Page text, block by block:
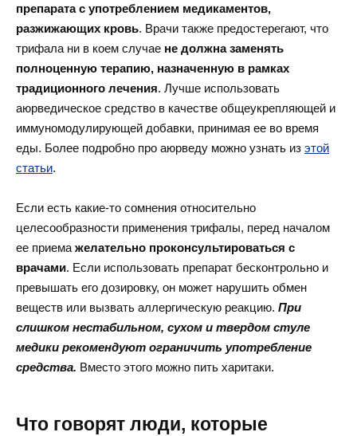
препарата с употреблением медикаментов,
разжижающих кровь. Врачи также предостерегают, что
трифала ни в коем случае не должна заменять
полноценную терапию, назначенную в рамках
традиционного лечения. Лучше использовать
аюрведическое средство в качестве общеукрепляющей и
иммуномодулирующей добавки, принимая ее во время
еды. Более подробно про аюрведу можно узнать из этой
статьи.
Если есть какие-то сомнения относительно
целесообразности применения трифалы, перед началом
ее приема желательно проконсультироваться с
врачами. Если использовать препарат бесконтрольно и
превышать его дозировку, он может нарушить обмен
веществ или вызвать аллергическую реакцию. При
слишком нестабильном, сухом и твердом стуле
медики рекомендуют ограничить употребление
средства. Вместо этого можно пить харитаки.
Что говорят люди, которые